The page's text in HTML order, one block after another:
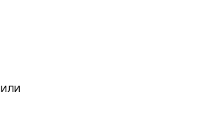
или